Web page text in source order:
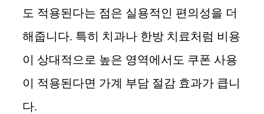
도 적용된다는 점은 실용적인 편의성을 더
해줍니다. 특히 치과나 한방 치료처럼 비용
이 상대적으로 높은 영역에서도 쿠폰 사용
이 적용된다면 가계 부담 절감 효과가 큽니
다.